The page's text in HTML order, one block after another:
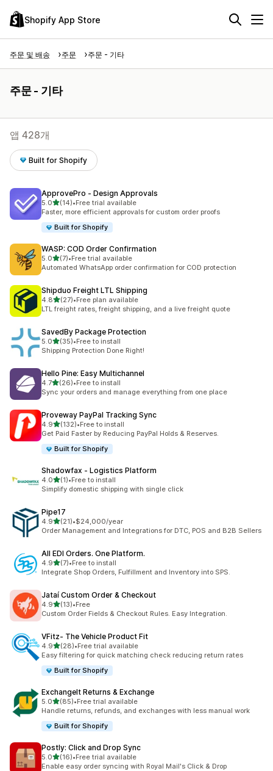
Shopify App Store
주문 및 배송 주문 주문 - 기타
주문 - 기타
앱 428개
Built for Shopify
ApprovePro ‑ Design Approvals
5.0별 5개 중
(14)
총 리뷰 14개
•Free trial available
Faster, more efficient approvals for custom order proofs
Built for Shopify
WASP: COD Order Confirmation
5.0별 5개 중
(7)
총 리뷰 7개
•Free trial available
Automated WhatsApp order confirmation for COD protection
Shipduo Freight LTL Shipping
4.8별 5개 중
(27)
총 리뷰 27개
•Free plan available
LTL freight rates, freight shipping, and a live freight quote
SavedBy Package Protection
5.0별 5개 중
(35)
총 리뷰 35개
•Free to install
Shipping Protection Done Right!
Hello Pine: Easy Multichannel
4.7별 5개 중
(26)
총 리뷰 26개
•Free to install
Sync your orders and manage everything from one place
Proveway PayPal Tracking Sync
4.9별 5개 중
(132)
총 리뷰 132개
•Free to install
Get Paid Faster by Reducing PayPal Holds & Reserves.
Built for Shopify
Shadowfax ‑ Logistics Platform
4.0별 5개 중
(1)
총 리뷰 1개
•Free to install
Simplify domestic shipping with single click
Pipe17
4.9별 5개 중
(21)
총 리뷰 21개
•$24,000/year
Order Management and Integrations for DTC, POS and B2B Sellers
All EDI Orders. One Platform.
4.9별 5개 중
(7)
총 리뷰 7개
•Free to install
Integrate Shop Orders, Fulfillment and Inventory into SPS.
Jataí Custom Order & Checkout
4.9별 5개 중
(13)
총 리뷰 13개
•Free
Custom Order Fields & Checkout Rules. Easy Integration.
VFitz‑ The Vehicle Product Fit
4.9별 5개 중
(28)
총 리뷰 28개
•Free trial available
Easy filtering for quick matching check reducing return rates
Built for Shopify
ExchangeIt Returns & Exchange
5.0별 5개 중
(85)
총 리뷰 85개
•Free trial available
Handle returns, refunds, and exchanges with less manual work
Built for Shopify
Postly: Click and Drop Sync
5.0별 5개 중
(16)
총 리뷰 16개
•Free trial available
Enable easy order syncing with Royal Mail's Click & Drop